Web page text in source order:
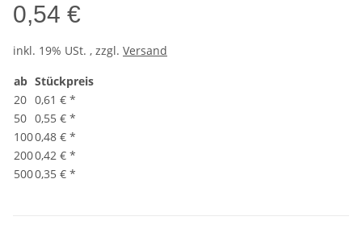
0,54 €
inkl. 19% USt. , zzgl. Versand
ab Stückpreis
20 0,61 € *
50 0,55 € *
1000,48 € *
2000,42 € *
5000,35 € *